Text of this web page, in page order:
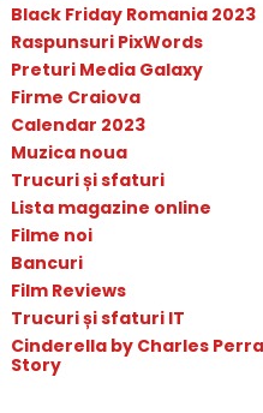
Black Friday Romania 2023
Raspunsuri PixWords
Preturi Media Galaxy
Firme Craiova
Calendar 2023
Muzica noua
Trucuri și sfaturi
Lista magazine online
Filme noi
Bancuri
Film Reviews
Trucuri și sfaturi IT
Cinderella by Charles
Story